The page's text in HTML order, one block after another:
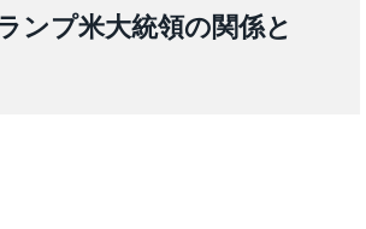
ンプ米大統領の関係と